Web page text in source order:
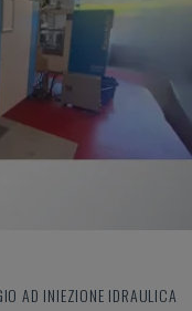
AD INIEZIONE IDRAULICA